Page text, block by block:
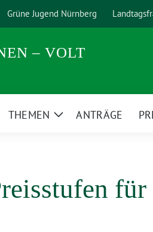
Grüne Jugend Nürnberg
– VOLT
THEMEN
ZeigeANTRÄGE